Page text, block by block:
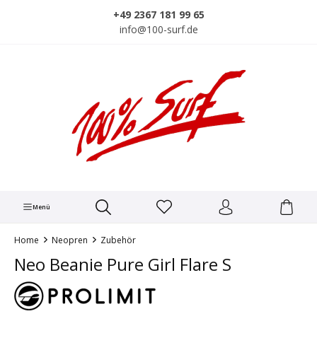
+49 2367 181 99 65
info@100-surf.de
Menü
Home Neopren Zubehör
Neo Beanie Pure Girl Flare S